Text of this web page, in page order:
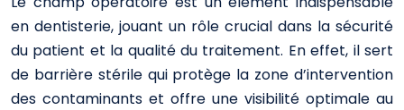
en dentisterie, jouant un rôle crucial dans la sécurité
du patient et la qualité du traitement. En effet, il sert
de barrière stérile qui protège la zone d’intervention
des contaminants et offre une visibilité optimale au